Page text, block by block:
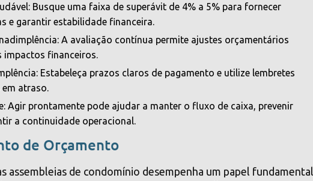
Busque uma faixa de superávit de 4% a 5% para fornecer
e garantir estabilidade financeira.
A avaliação contínua permite ajustes orçamentários
impactos financeiros.
Estabeleça prazos claros de pagamento e utilize lembretes
atraso.
Agir prontamente pode ajudar a manter o fluxo de caixa, prevenir
a continuidade operacional.
de Orçamento
assembleias de condomínio desempenha um papel fundamental